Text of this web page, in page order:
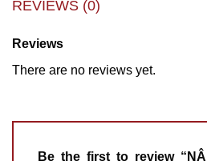
REVIEWS (0)
Reviews
There are no reviews yet.
Be the first to review